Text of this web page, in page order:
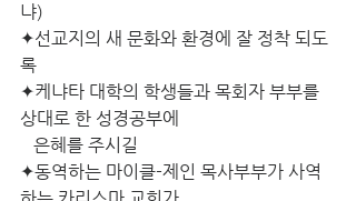
냐)
✦선교지의 새 문화와 환경에 잘 정착 되도
록
✦케냐타 대학의 학생들과 목회자 부부를
상대로 한 성경공부에
은혜를 주시길
✦동역하는 마이클-제인 목사부부가 사역